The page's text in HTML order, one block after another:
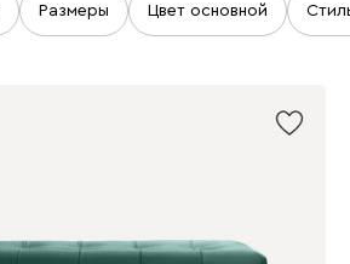
Размеры Цвет основной